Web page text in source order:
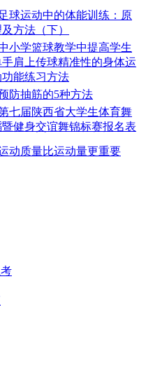
球运动中的体能训练：原
方法（下）
小学篮球教学中提高学生
手肩上传球精准性的身体运
功能练习方法
防抽筋的5种方法
七届陕西省大学生体育舞
暨健身交谊舞锦标赛报名表
动质量比运动量更重要